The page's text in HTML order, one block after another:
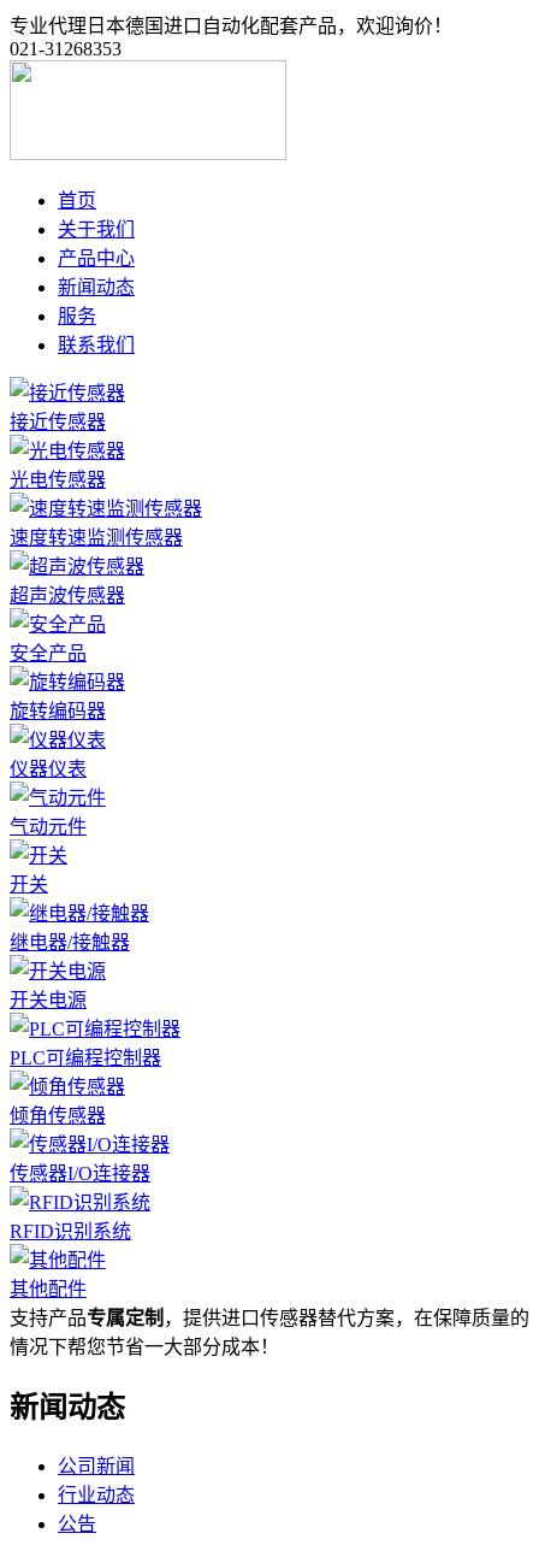
专业代理日本德国进口自动化配套产品，欢迎询价！
021-31268353
首页
关于我们
产品中心
新闻动态
服务
联系我们
接近传感器
光电传感器
速度转速监测传感器
超声波传感器
安全产品
旋转编码器
仪器仪表
气动元件
开关
继电器/接触器
开关电源
PLC可编程控制器
倾角传感器
传感器I/O连接器
RFID识别系统
其他配件
支持产品专属定制 ，提供进口传感器替代方案，在保障质量的
情况下帮您节省一大部分成本！
新闻动态
公司新闻
行业动态
公告